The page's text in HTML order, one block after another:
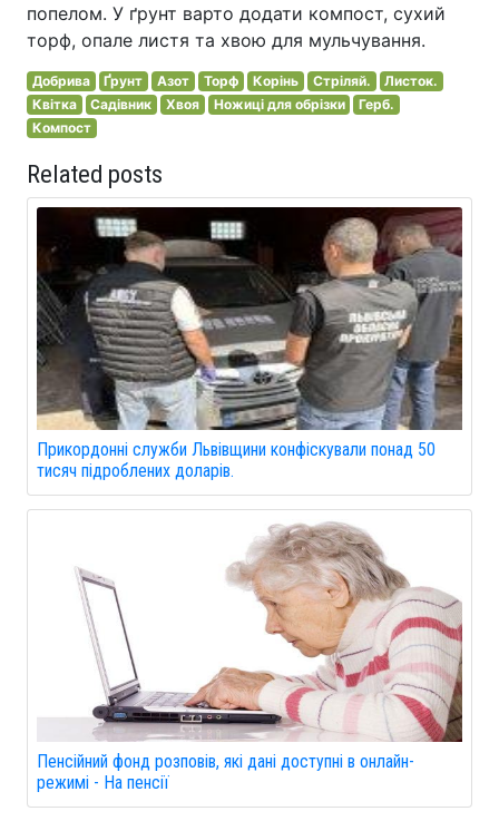
попелом. У ґрунт варто додати компост, сухий
торф, опале листя та хвою для мульчування.
Добрива Ґрунт Азот Торф Корінь Стріляй.
Листок.
Квітка
Садівник Хвоя Ножиці для обрізки
Герб.
Компост
Related posts
Прикордонні служби Львівщини конфіскували понад 50
тисяч підроблених доларів.
Пенсійний фонд розповів, які дані доступні в онлайн-
режимі - На пенсії